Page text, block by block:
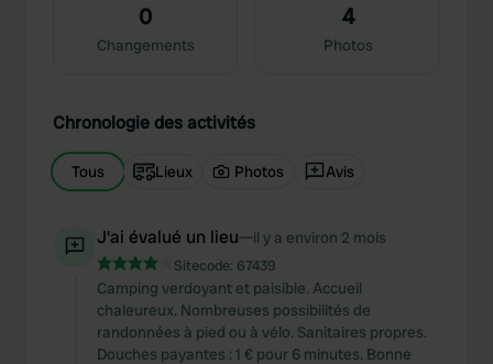
0
Changements
4
Photos
Chronologie des activités
Tous Lieux Photos Avis
J'ai évalué un lieu—il y a environ 2 mois
Sitecode: 67439
Camping verdoyant et paisible. Accueil
chaleureux. Nombreuses possibilités de
randonnées à pied ou à vélo. Sanitaires propres.
Douches payantes : 1 € pour 6 minutes. Bonne